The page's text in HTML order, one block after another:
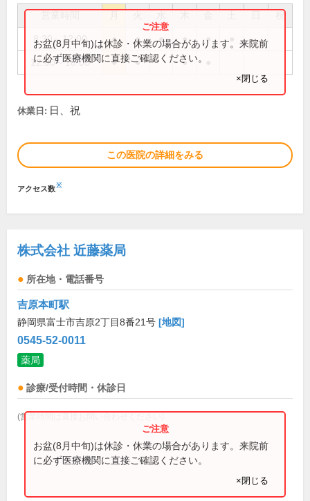
祝
8:30～12:00 ● ● ● ● ●
12:00～18:00 ● ● ●
お盆(8月中旬)は休診・休業の場合があります。来院前
に必ず医療機関に直接ご確認ください。
×閉じる
休業日: 日、祝
この医院の詳細をみる
アクセス数※
株式会社 近藤薬局
所在地・電話番号
吉原本町駅
静岡県富士市吉原2丁目8番21号 [地図]
0545-52-0011
薬局
診療/受付時間・休診日
(営業時間は直接お問い合わせください)
お盆(8月中旬)は休診・休業の場合があります。来院前
に必ず医療機関に直接ご確認ください。
×閉じる